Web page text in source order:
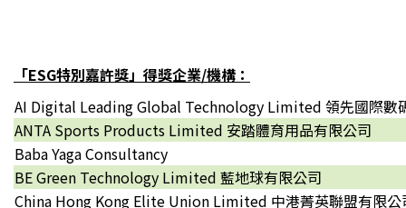
「ESG特別嘉許獎」得獎企業/機構：
AI Digital Leading Global Technology Limited 領先國際數
ANTA Sports Products Limited 安踏體育用品有限公司
Baba Yaga Consultancy
BE Green Technology Limited 藍地球有限公司
China Hong Kong Elite Union Limited 中港菁英聯盟有限公